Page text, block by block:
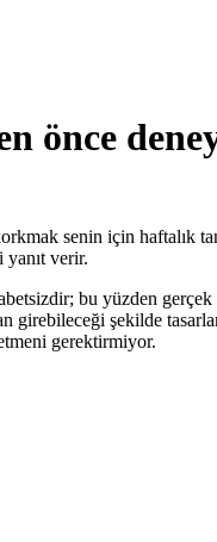
önce
senin için haftalık
verir.
bu yüzden
şekilde
gerektirmiyor.